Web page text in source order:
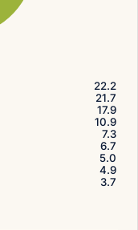
22.2
21.7
17.9
10.9
7.3
6.7
5.0
4.9
3.7